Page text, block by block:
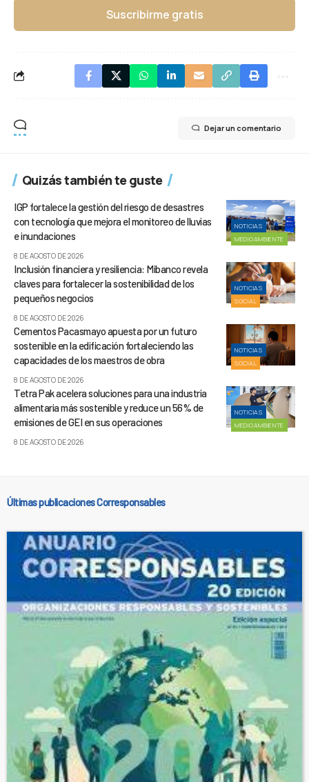
Suscribirme gratis
Dejar un comentario
Quizás también te guste
NOTICIAS
MEDIOAMBIENTE
IGP fortalece la gestión del riesgo de desastres
con tecnología que mejora el monitoreo de lluvias
e inundaciones
8 DE AGOSTO DE 2026
NOTICIAS
SOCIAL
Inclusión financiera y resiliencia: Mibanco revela
claves para fortalecer la sostenibilidad de los
pequeños negocios
8 DE AGOSTO DE 2026
NOTICIAS
SOCIAL
Cementos Pacasmayo apuesta por un futuro
sostenible en la edificación fortaleciendo las
capacidades de los maestros de obra
8 DE AGOSTO DE 2026
NOTICIAS
MEDIOAMBIENTE
Tetra Pak acelera soluciones para una industria
alimentaria más sostenible y reduce un 56% de
emisiones de GEI en sus operaciones
8 DE AGOSTO DE 2026
Últimas publicaciones Corresponsables